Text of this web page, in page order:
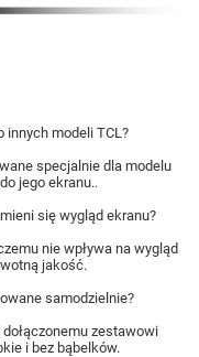
innych modeli TCL?
specjalnie dla modelu
jego ekranu..
się wygląd ekranu?
nie wpływa na wygląd
jakość.
samodzielnie?
zestawowi
i bez bąbelków.